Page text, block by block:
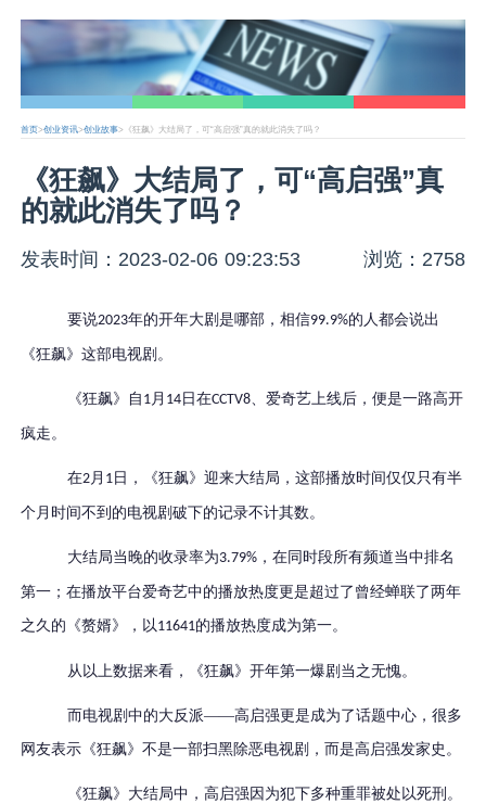
首页>创业资讯>创业故事>《狂飙》大结局了，可“高启强”真的就此消失了吗？
《狂飙》大结局了，可“高启强”真
的就此消失了吗？
发表时间：2023-02-06 09:23:53 浏览：2758
要说2023年的开年大剧是哪部，相信99.9%的人都会说出
《狂飙》这部电视剧。
《狂飙》自 1月 14 日在CCTV8、爱奇艺上线后，便是一路高开
疯走。
在2月 1 日，《狂飙》迎来大结局，这部播放时间仅仅只有半
个月时间不到的电视剧破下的记录不计其数。
大结局当晚的收录率为3.79% ，在同时段所有频道当中排名
第一；在播放平台爱奇艺中的播放热度更是超过了曾经蝉联了两年
之久的《赘婿》，以11641的播放热度成为第一。
从以上数据来看，《狂飙》开年第一爆剧当之无愧。
而电视剧中的大反派——高启强更是成为了话题中心，很多
网友表示《狂飙》不是一部扫黑除恶电视剧，而是高启强发家史。
《狂飙》大结局中，高启强因为犯下多种重罪被处以死刑。